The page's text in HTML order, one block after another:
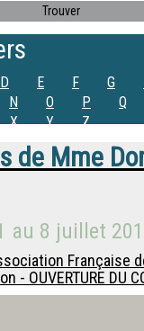
D E F G
N O P Q
X Y Z
de Mme
au 8 juillet
Française
- OUVERTURE DU